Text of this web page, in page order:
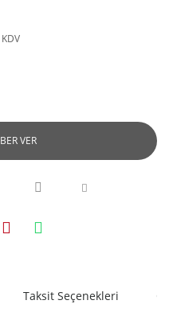
VER
Taksit Seçenekleri